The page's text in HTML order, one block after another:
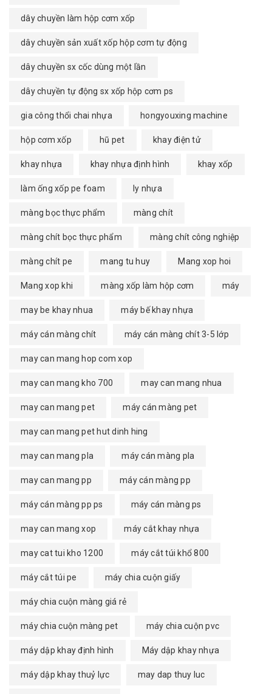
dây chuyền làm hộp cơm xốp
dây chuyền sản xuất xốp hộp cơm tự động
dây chuyền sx cốc dùng một lần
dây chuyền tự động sx xốp hộp cơm ps
gia công thổi chai nhựa hongyouxing machine
hộp cơm xốp hũ pet khay điện tử
khay nhựa khay nhựa định hình khay xốp
làm ống xốp pe foam ly nhựa
màng bọc thực phẩm màng chít
màng chít bọc thực phẩm màng chít công nghiệp
màng chít pe mang tu huy Mang xop hoi
Mang xop khi màng xốp làm hộp cơm máy
may be khay nhua máy bế khay nhựa
máy cán màng chít máy cán màng chít 3-5 lớp
may can mang hop com xop
may can mang kho 700 may can mang nhua
may can mang pet máy cán màng pet
may can mang pet hut dinh hing
may can mang pla máy cán màng pla
may can mang pp máy cán màng pp
máy cán màng pp ps máy cán màng ps
may can mang xop máy cắt khay nhựa
may cat tui kho 1200 máy cắt túi khổ 800
máy cắt túi pe máy chia cuộn giấy
máy chia cuộn màng giá rẻ
máy chia cuộn màng pet máy chia cuộn pvc
máy dập khay định hình Máy dập khay nhựa
máy dập khay thuỷ lực may dap thuy luc